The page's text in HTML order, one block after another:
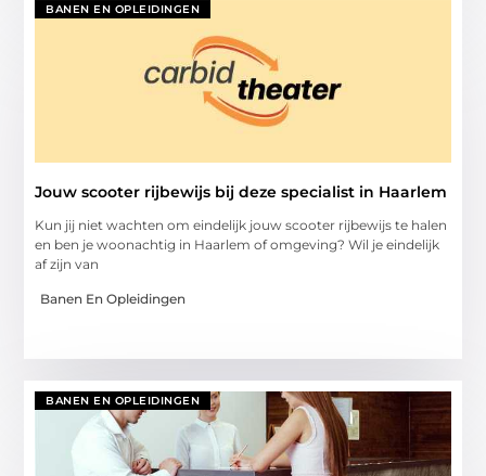
BANEN EN OPLEIDINGEN
Jouw scooter rijbewijs bij deze specialist in Haarlem
Kun jij niet wachten om eindelijk jouw scooter rijbewijs te halen
en ben je woonachtig in Haarlem of omgeving? Wil je eindelijk
af zijn van
Banen En Opleidingen
BANEN EN OPLEIDINGEN